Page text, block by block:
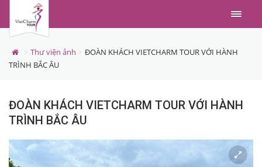
Menu
Thư viện ảnh
ĐOÀN KHÁCH VIETCHARM TOUR VỚI HÀNH
TRÌNH BẮC ÂU
ĐOÀN KHÁCH VIETCHARM TOUR VỚI HÀNH
TRÌNH BẮC ÂU